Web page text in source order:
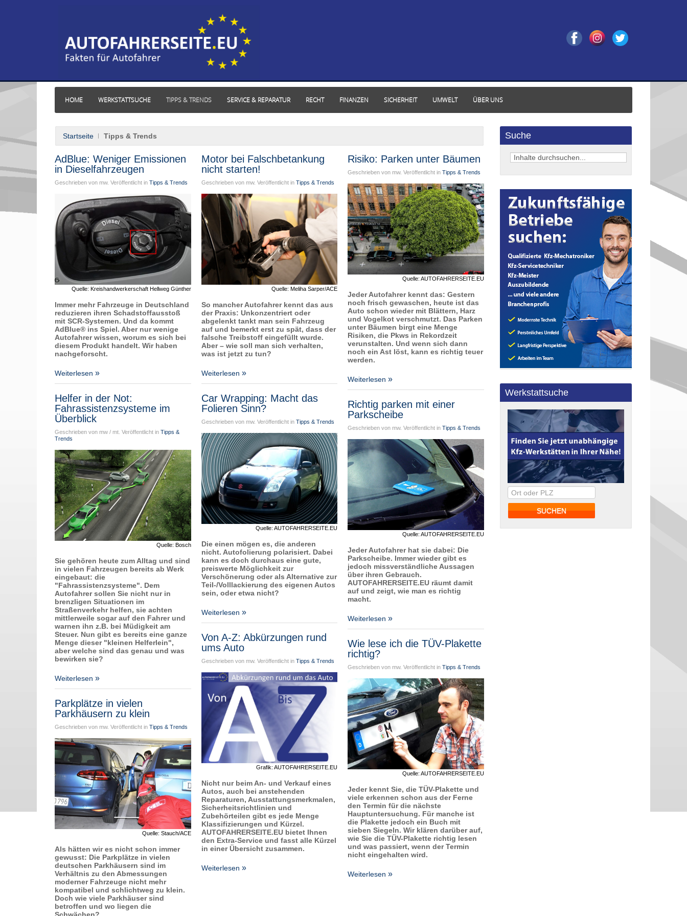
HOME WERKSTATTSUCHE TIPPS & TRENDS SERVICE & REPARATUR RECHT FINANZEN SICHERHEIT UMWELT ÜBER UNS
Startseite Tipps & Trends
AdBlue: Weniger Emissionen
in Dieselfahrzeugen
Geschrieben von mw. Veröffentlicht in Tipps & Trends
Quelle: Kreishandwerkerschaft Hellweg Günther
Immer mehr Fahrzeuge in Deutschland
reduzieren ihren Schadstoffausstoß
mit SCR-Systemen. Und da kommt
AdBlue® ins Spiel. Aber nur wenige
Autofahrer wissen, worum es sich bei
diesem Produkt handelt. Wir haben
nachgeforscht.
Weiterlesen
Helfer in der Not:
Fahrassistenzsysteme im
Überblick
Geschrieben von mw / mt. Veröffentlicht in Tipps &
Trends
Quelle: Bosch
Sie gehören heute zum Alltag und sind
in vielen Fahrzeugen bereits ab Werk
eingebaut: die
"Fahrassistenzsysteme". Dem
Autofahrer sollen Sie nicht nur in
brenzligen Situationen im
Straßenverkehr helfen, sie achten
mittlerweile sogar auf den Fahrer und
warnen ihn z.B. bei Müdigkeit am
Steuer. Nun gibt es bereits eine ganze
Menge dieser "kleinen Helferlein",
aber welche sind das genau und was
bewirken sie?
Weiterlesen
Parkplätze in vielen
Parkhäusern zu klein
Geschrieben von mw. Veröffentlicht in Tipps & Trends
Quelle: Stauch/ACE
Als hätten wir es nicht schon immer
gewusst: Die Parkplätze in vielen
deutschen Parkhäusern sind im
Verhältnis zu den Abmessungen
moderner Fahrzeuge nicht mehr
kompatibel und schlichtweg zu klein.
Doch wie viele Parkhäuser sind
betroffen und wo liegen die
Motor bei Falschbetankung
nicht starten!
Geschrieben von mw. Veröffentlicht in Tipps & Trends
Quelle: Meliha Sarper/ACE
So mancher Autofahrer kennt das aus
der Praxis: Unkonzentriert oder
abgelenkt tankt man sein Fahrzeug
auf und bemerkt erst zu spät, dass der
falsche Treibstoff eingefüllt wurde.
Aber – wie soll man sich verhalten,
was ist jetzt zu tun?
Weiterlesen
Car Wrapping: Macht das
Folieren Sinn?
Geschrieben von mw. Veröffentlicht in Tipps & Trends
Quelle: AUTOFAHRERSEITE.EU
Die einen mögen es, die anderen
nicht. Autofolierung polarisiert. Dabei
kann es doch durchaus eine gute,
preiswerte Möglichkeit zur
Verschönerung oder als Alternative zur
Teil-/Volllackierung des eigenen Autos
sein, oder etwa nicht?
Weiterlesen
Von A-Z: Abkürzungen rund
ums Auto
Geschrieben von mw. Veröffentlicht in Tipps & Trends
Grafik: AUTOFAHRERSEITE.EU
Nicht nur beim An- und Verkauf eines
Autos, auch bei anstehenden
Reparaturen, Ausstattungsmerkmalen,
Sicherheitsrichtlinien und
Zubehörteilen gibt es jede Menge
Klassifizierungen und Kürzel.
AUTOFAHRERSEITE.EU bietet Ihnen
den Extra-Service und fasst alle Kürzel
in einer Übersicht zusammen.
Weiterlesen
Risiko: Parken unter Bäumen
Geschrieben von mw. Veröffentlicht inTipps & Trends
Quelle: AUTOFAHRERSEITE.EU
Jeder Autofahrer kennt das: Gestern
noch frisch gewaschen, heute ist das
Auto schon wieder mit Blättern, Harz
und Vogelkot verschmutzt. Das Parken
unter Bäumen birgt eine Menge
Risiken, die Pkws in Rekordzeit
verunstalten. Und wenn sich dann
noch ein Ast löst, kann es richtig teuer
werden.
Weiterlesen
Richtig parken mit einer
Parkscheibe
Geschrieben von mw. Veröffentlicht inTipps & Trends
Quelle: AUTOFAHRERSEITE.EU
Jeder Autofahrer hat sie dabei: Die
Parkscheibe. Immer wieder gibt es
jedoch missverständliche Aussagen
über ihren Gebrauch.
AUTOFAHRERSEITE.EU räumt damit
auf und zeigt, wie man es richtig
macht.
Weiterlesen
Wie lese ich die TÜV-Plakette
richtig?
Geschrieben von mw. Veröffentlicht inTipps & Trends
Quelle: AUTOFAHRERSEITE.EU
Jeder kennt Sie, die TÜV-Plakette und
viele erkennen schon aus der Ferne
den Termin für die nächste
Hauptuntersuchung. Für manche ist
die Plakette jedoch ein Buch mit
sieben Siegeln. Wir klären darüber auf,
wie Sie die TÜV-Plakette richtig lesen
und was passiert, wenn der Termin
nicht eingehalten wird.
Weiterlesen
Suche
Werkstattsuche